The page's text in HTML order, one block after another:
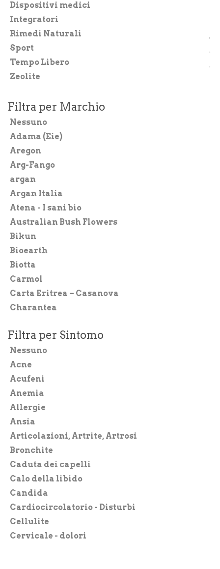
Dispositivi medici
Alimenti bio
Sport
SINTOMI
CHI SIAMO
BLOG SALUTE
CONTATTI
AREA RISERVATA
Dispositivi medici
Integratori
Rimedi Naturali
Sport
Tempo Libero
Zeolite
Filtra per Marchio
Nessuno
Adama (Eie)
Aregon
Arg-Fango
argan
Argan Italia
Atena - I sani bio
Australian Bush Flowers
Bikun
Bioearth
Biotta
Carmol
Carta Eritrea – Casanova
Charantea
CiboCrudo
Cryseida
Derbe
Dr.Hauschka – Wala Italia
Ecomil
Edizioni L’Età dell’Acquario
EOS
Forlive
Hydroton
Il Fior di Loto
Il Giardino dei Libri
Isomar
Jojoba Italia
Labor Villa Stoddard
Laboratorio Chimicor
Filtra per Sintomo
Nessuno
Acne
Acufeni
Anemia
Allergie
Ansia
Articolazioni, Artrite, Artrosi
Bronchite
Caduta dei capelli
Calo della libido
Candida
Cardiocircolatorio - Disturbi
Cellulite
Cervicale - dolori